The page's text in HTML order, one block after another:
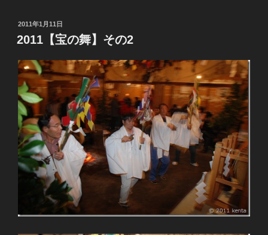
投
稿
日:
2011年1月11日
2011【宝の舞】その2